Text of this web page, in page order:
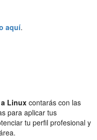
aquí.
Linux contarás con las
para aplicar tus
tu perfil profesional y